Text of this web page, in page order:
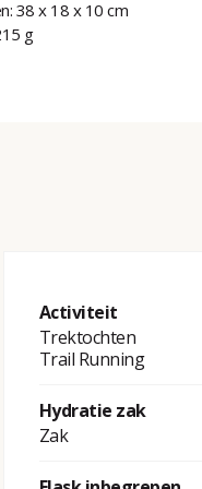
38 x 18 x 10 cm
g
Activiteit
Trektochten
Trail Running
Hydratie zak
Zak